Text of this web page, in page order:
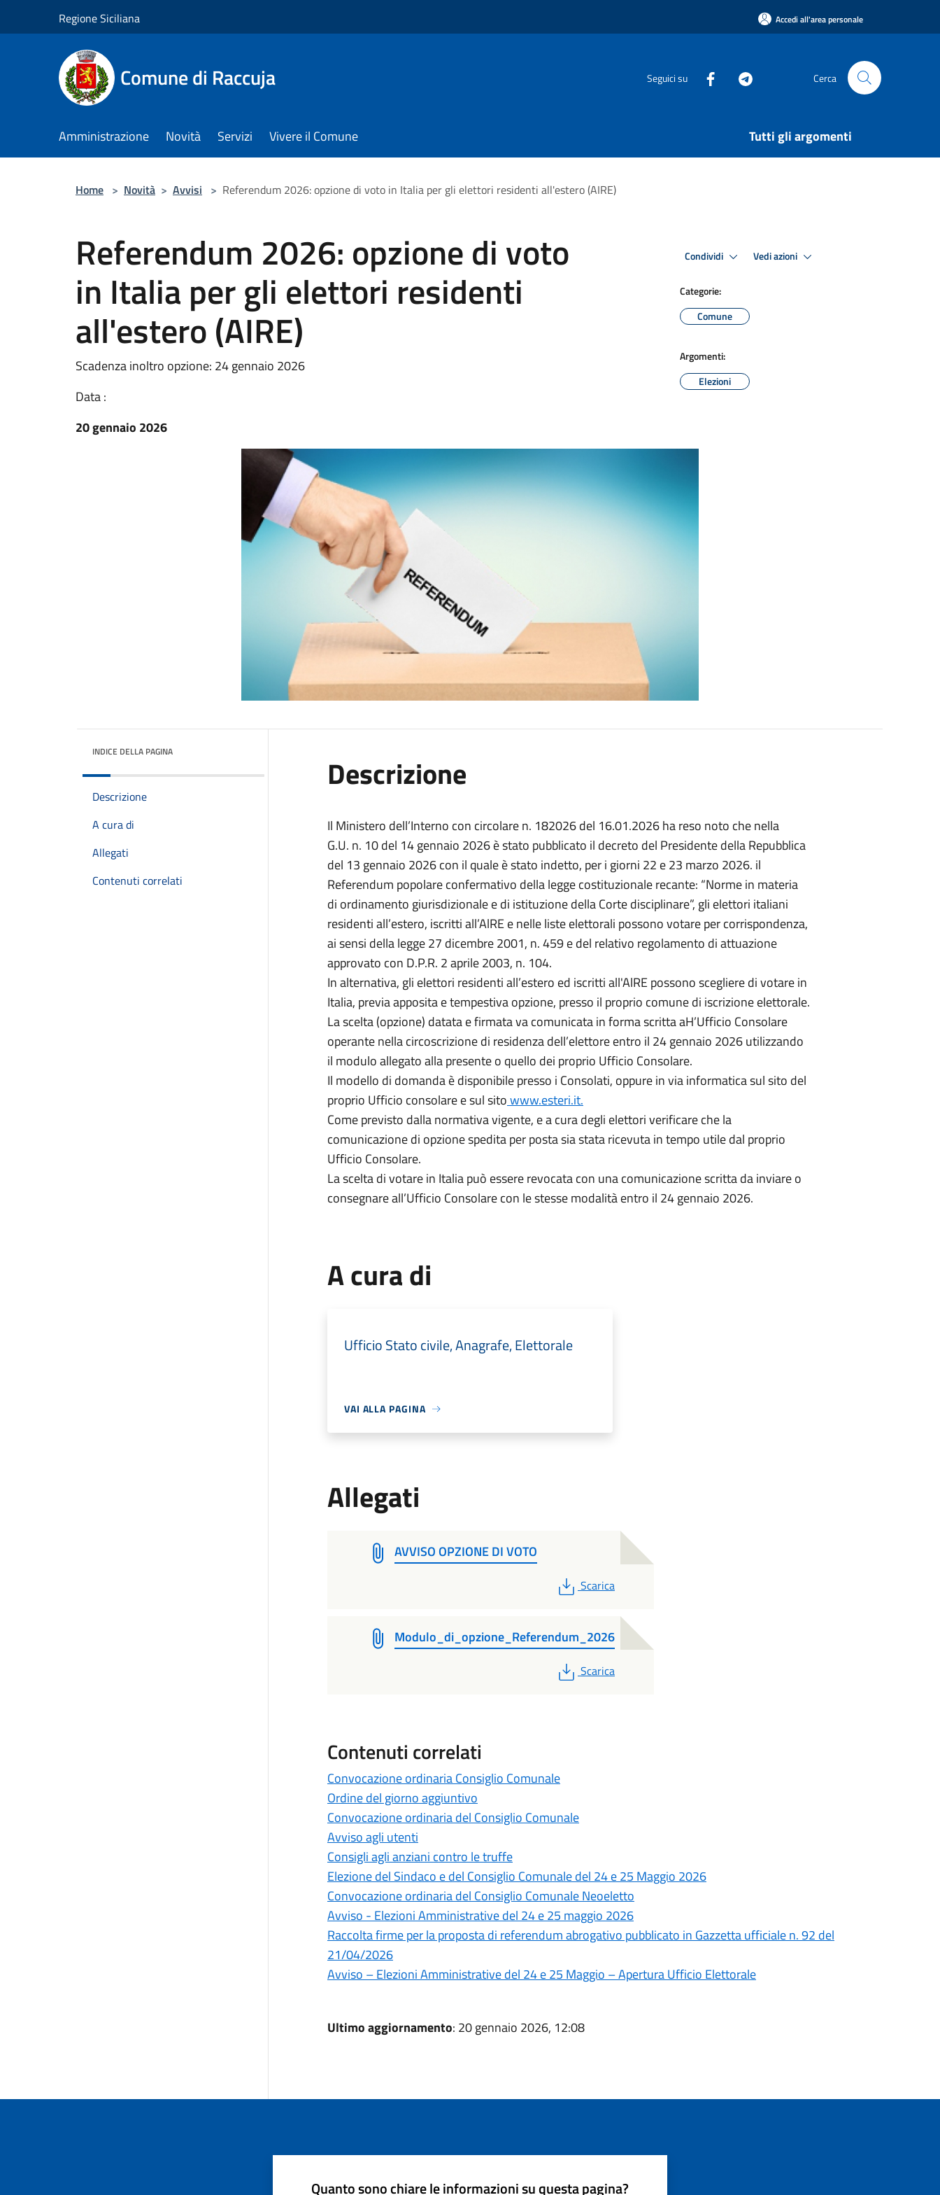
Regione Siciliana Accedi all'area personale
Comune di Raccuja Seguici su Cerca
Amministrazione Novità Servizi Vivere il Comune Tutti gli argomenti
Home > Novità > Avvisi > Referendum 2026: opzione di voto in Italia per gli elettori residenti all'estero (AIRE)
Referendum 2026: opzione di voto
in Italia per gli elettori residenti
all'estero (AIRE)
Scadenza inoltro opzione: 24 gennaio 2026
Data :
20 gennaio 2026
Condividi Vedi azioni
Categorie:
Comune
Argomenti:
Elezioni
INDICE DELLA PAGINA
Descrizione
A cura di
Allegati
Contenuti correlati
Descrizione
Il Ministero dell’Interno con circolare n. 182026 del 16.01.2026 ha reso noto che nella
G.U. n. 10 del 14 gennaio 2026 è stato pubblicato il decreto del Presidente della Repubblica
del 13 gennaio 2026 con il quale è stato indetto, per i giorni 22 e 23 marzo 2026. il
Referendum popolare confermativo della legge costituzionale recante: “Norme in materia
di ordinamento giurisdizionale e di istituzione della Corte disciplinare”, gli elettori italiani
residenti all’estero, iscritti all’AlRE e nelle liste elettorali possono votare per corrispondenza,
ai sensi della legge 27 dicembre 2001, n. 459 e del relativo regolamento di attuazione
approvato con D.P.R. 2 aprile 2003, n. 104.
In alternativa, gli elettori residenti all’estero ed iscritti all'AlRE possono scegliere di votare in
Italia, previa apposita e tempestiva opzione, presso il proprio comune di iscrizione elettorale.
La scelta (opzione) datata e firmata va comunicata in forma scritta aH’Ufficio Consolare
operante nella circoscrizione di residenza dell’elettore entro il 24 gennaio 2026 utilizzando
il modulo allegato alla presente o quello dei proprio Ufficio Consolare.
Il modello di domanda è disponibile presso i Consolati, oppure in via informatica sul sito del
proprio Ufficio consolare e sul sitowww.esteri.it.
Come previsto dalla normativa vigente, e a cura degli elettori verificare che la
comunicazione di opzione spedita per posta sia stata ricevuta in tempo utile dal proprio
Ufficio Consolare.
La scelta di votare in Italia può essere revocata con una comunicazione scritta da inviare o
consegnare all’Ufficio Consolare con le stesse modalità entro il 24 gennaio 2026.
A cura di
Ufficio Stato civile, Anagrafe, Elettorale
VAI ALLA PAGINA
Allegati
AVVISO OPZIONE DI VOTO
PDF
Scarica
Modulo_di_opzione_Referendum_2026
PDF
Scarica
Contenuti correlati
Convocazione ordinaria Consiglio Comunale
Ordine del giorno aggiuntivo
Convocazione ordinaria del Consiglio Comunale
Avviso agli utenti
Consigli agli anziani contro le truffe
Elezione del Sindaco e del Consiglio Comunale del 24 e 25 Maggio 2026
Convocazione ordinaria del Consiglio Comunale Neoeletto
Avviso - Elezioni Amministrative del 24 e 25 maggio 2026
Raccolta firme per la proposta di referendum abrogativo pubblicato in Gazzetta ufficiale n. 92 del
21/04/2026
Avviso – Elezioni Amministrative del 24 e 25 Maggio – Apertura Ufficio Elettorale
Ultimo aggiornamento: 20 gennaio 2026, 12:08
Quanto sono chiare le informazioni su questa pagina?